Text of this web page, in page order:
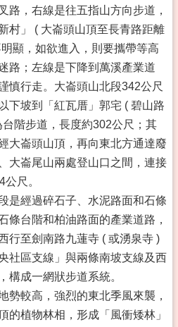
路，右線是往五指山方向步道，
村」 ( 大崙頭山頂至長青路距離
顯，如欲進入，則要攜帶等高
路；左線是下降到萬溪產業道
慎行走。大崙頭山北段342公尺
下坡到「紅瓦厝」郭宅 ( 碧山路
階步道，長度約302公尺；其
大崙頭山頂，再向東北方通達廢
大崙尾山兩處登山口之間，連接
尺。
是經過碎石子、水泥路面和石條
條台階和柏油路面的產業道路，
行至劍南路九蓮寺 ( 或湧泉寺 )
社區支線」與兩條南坡支線及西
構成一網狀步道系統。
勢較高，強烈的東北季風來襲，
的植物林相，形成「風衝矮林」